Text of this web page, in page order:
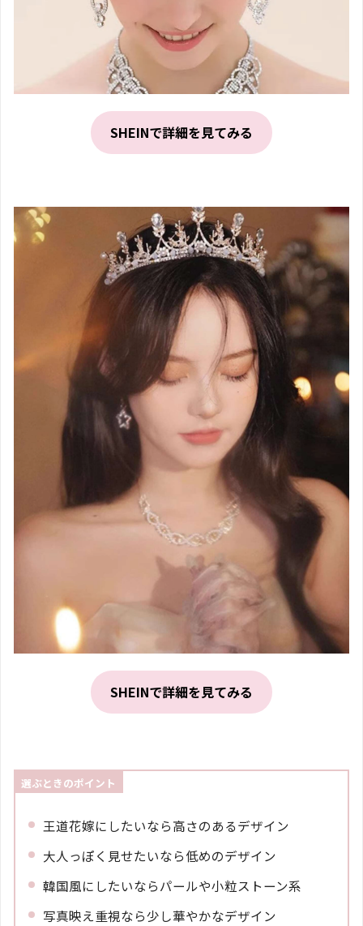
SHEINで詳細を見てみる
SHEINで詳細を見てみる
選ぶときのポイント
王道花嫁にしたいなら高さのあるデザイン
大人っぽく見せたいなら低めのデザイン
韓国風にしたいならパールや小粒ストーン系
写真映え重視なら少し華やかなデザイン